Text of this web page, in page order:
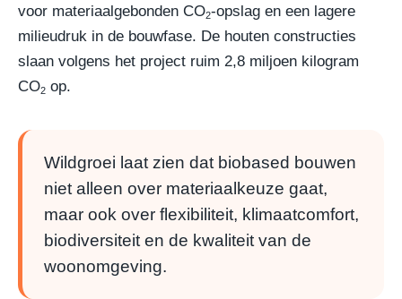
voor materiaalgebonden CO2-opslag en een lagere
milieudruk in de bouwfase. De houten constructies
slaan volgens het project ruim 2,8 miljoen kilogram
CO2op.
Wildgroei laat zien dat biobased bouwen
niet alleen over materiaalkeuze gaat,
maar ook over flexibiliteit, klimaatcomfort,
biodiversiteit en de kwaliteit van de
woonomgeving.